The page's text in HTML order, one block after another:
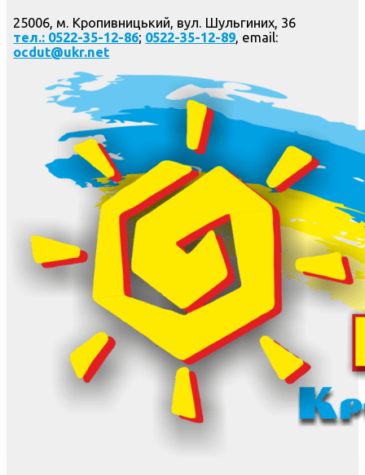
25006, м. Кропивницький, вул. Шульгиних, 36
тел.: 0522-35-12-86; 0522-35-12-89, email:
ocdut@ukr.net